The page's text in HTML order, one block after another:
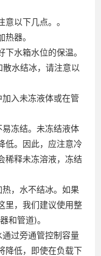
以下几点。。
器。
水箱水位的保温。
水结冰，请注意以
入未冻液体或在管
冻结。未冻结液体
低。因此，应注意冷
稀释未冻溶液，冻结
，水不结冰。如果
里，我们建议使用整
和管道)。
过旁通管控制容量
降低，即使在负载下